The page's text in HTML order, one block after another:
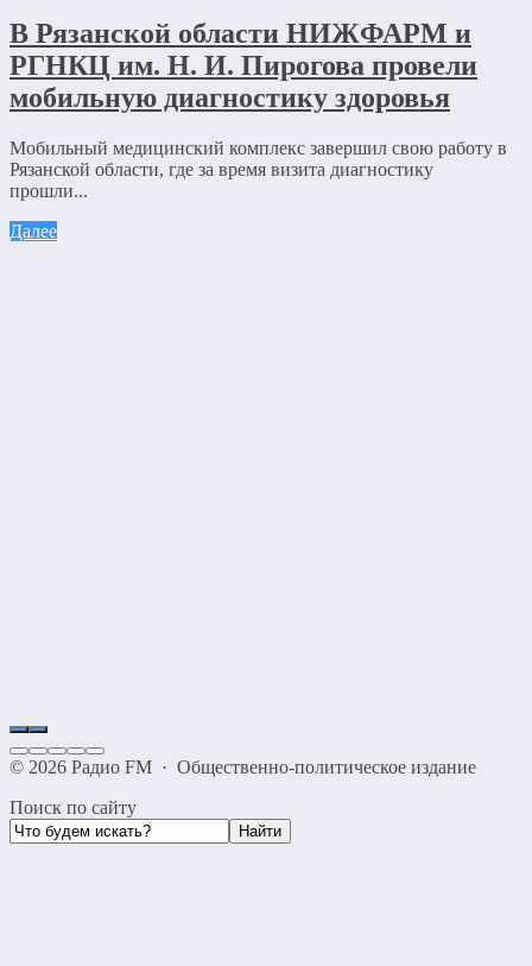
В Рязанской области НИЖФАРМ и
РГНКЦ им. Н. И. Пирогова провели
мобильную диагностику здоровья
Мобильный медицинский комплекс завершил свою работу в
Рязанской области, где за время визита диагностику
прошли...
Далее
© 2026 Радио FM · Общественно-политическое издание
Поиск по сайту